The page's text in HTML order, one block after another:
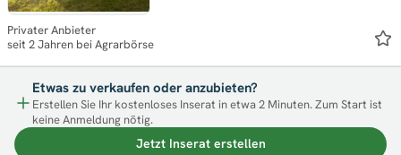
Privater Anbieter
seit 2 Jahren bei Agrarbörse
Etwas zu verkaufen oder anzubieten?
Erstellen Sie Ihr kostenloses Inserat in etwa 2 Minuten. Zum Start ist
keine Anmeldung nötig.
Jetzt Inserat erstellen